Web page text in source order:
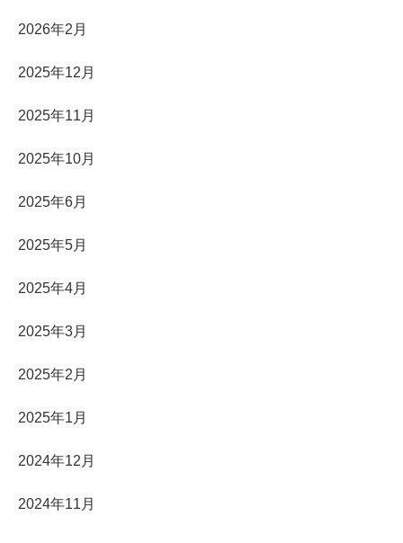
2026年2月
2025年12月
2025年11月
2025年10月
2025年6月
2025年5月
2025年4月
2025年3月
2025年2月
2025年1月
2024年12月
2024年11月